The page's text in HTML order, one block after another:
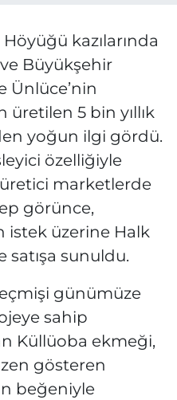
kazılarında
Büyükşehir
Ünlüce’nin
5 bin yıllık
yoğun ilgi gördü.
özelliğiyle
marketlerde
görünce,
istek üzerine Halk
sunuldu.
günümüze
sahip
Küllüoba ekmeği,
gösteren
beğeniyle